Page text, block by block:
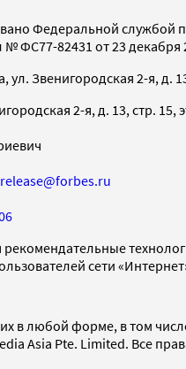
Федеральной службой
ФС77-82431 от 23 декабря
Звенигородская 2-я, д.
2-я, д. 13, стр. 15,
сети
в любой форме, в том
Asia Pte. Limited. Все